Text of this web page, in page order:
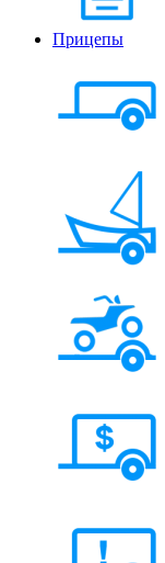
Прицепы